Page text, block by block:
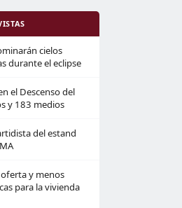
cielos
durante el eclipse
el Descenso del
y 183 medios
del estand
y menos
para la vivienda